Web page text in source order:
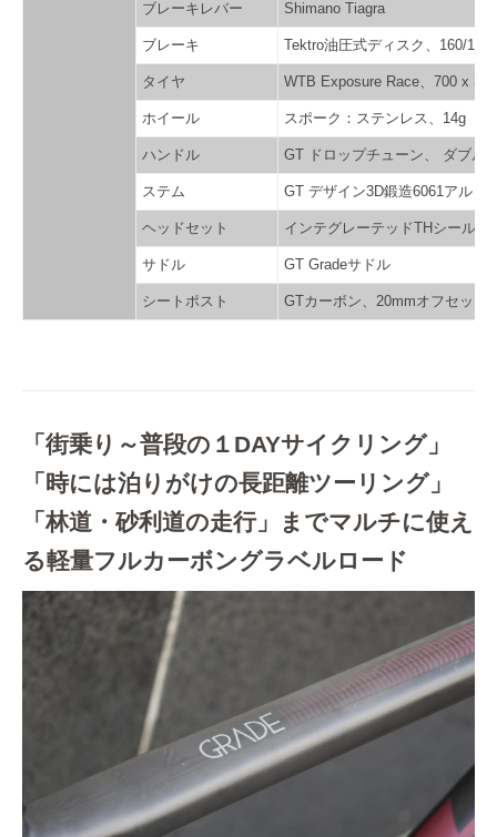
ブレーキレバー Shimano Tiagra
ブレーキ Tektro油圧式ディスク、160/
タイヤ WTB Exposure Race、700 x
ホイール スポーク：ステンレス、14g
ハンドル GT ドロップチューン、 ダブル
ステム GT デザイン3D鍛造6061アルミ
ヘッドセット インテグレーテッドTHシールド
サドル GT Gradeサドル
シートポスト GTカーボン、20mmオフセット
「街乗り～普段の１DAYサイクリング」
「時には泊りがけの長距離ツーリング」
「林道・砂利道の走行」までマルチに使え
る軽量フルカーボングラベルロード